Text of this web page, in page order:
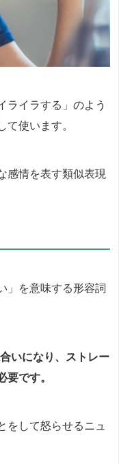
ライラする」のよう
使います。
感情を表す類似表現
」を意味する形容詞
いになり、ストレー
です。
をして怒らせるニュ